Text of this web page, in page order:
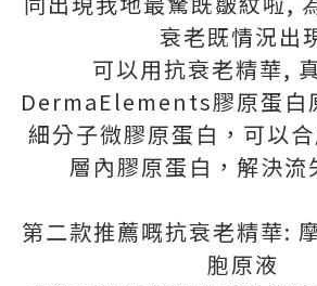
衰老既情況出
可以用抗衰老精華,
DermaElements膠原蛋白
細分子微膠原蛋白，可以
層內膠原蛋白，解決流
第二款推薦嘅抗衰老精華:
胞原液